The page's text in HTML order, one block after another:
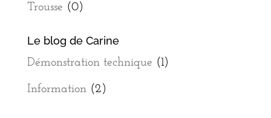
Trousse (0)
Le blog de Carine
Démonstration technique (1)
Information(2)